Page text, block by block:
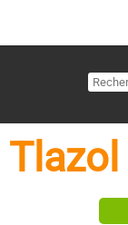
Tlazol